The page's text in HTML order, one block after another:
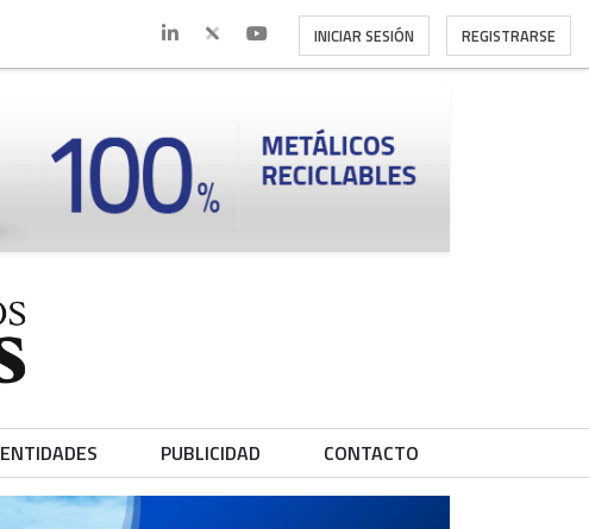
INICIAR SESIÓN REGISTRARSE
ENTIDADES PUBLICIDAD CONTACTO